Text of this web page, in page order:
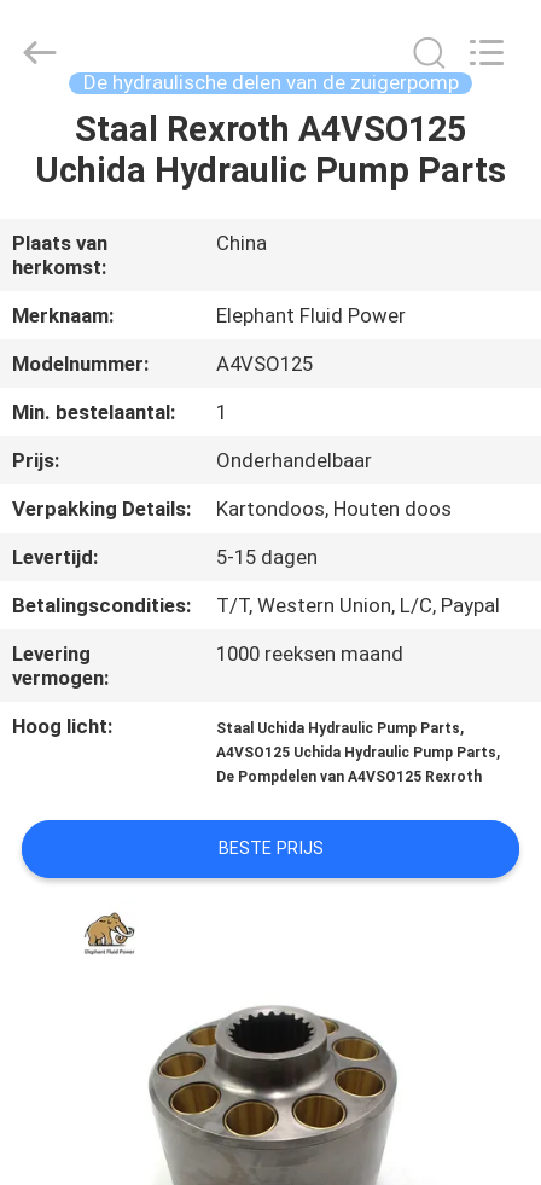
ONGEVEER
ONS
FABRIEKSREIS
KWALITEITSCONTROLE
CONTACTEER
ONS
NIEUWS
GEVALLEN
SITEMAP
PRIVACY
POLICY
Fluid
Power
De hydraulische delen van de zuigerpomp
Staal Rexroth A4VSO125
Uchida Hydraulic Pump Parts
Plaats van
herkomst:
China
Merknaam:
Elephant Fluid Power
Modelnummer:
A4VSO125
Min. bestelaantal:
1
Prijs:
Onderhandelbaar
Verpakking Details:
Kartondoos, Houten doos
Levertijd:
5-15 dagen
Betalingscondities:
T/T, Western Union, L/C, Paypal
Levering
vermogen:
1000 reeksen maand
Hoog licht: Staal Uchida Hydraulic Pump Parts,
A4VSO125 Uchida Hydraulic Pump Parts,
De Pompdelen van A4VSO125 Rexroth
BESTE PRIJS